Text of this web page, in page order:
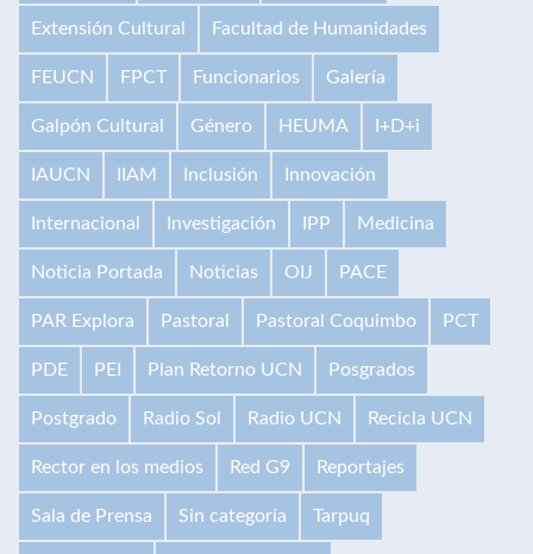
Extensión Cultural Facultad de Humanidades
FEUCN FPCT Funcionarios Galería
Galpón Cultural Género HEUMA I+D+i
IAUCN IIAM Inclusión Innovación
Internacional Investigación IPP Medicina
Noticia Portada Noticias OIJ PACE
PAR Explora Pastoral Pastoral Coquimbo PCT
PDE PEI Plan Retorno UCN Posgrados
Postgrado Radio Sol Radio UCN Recicla UCN
Rector en los medios Red G9 Reportajes
Sala de Prensa Sin categoría Tarpuq